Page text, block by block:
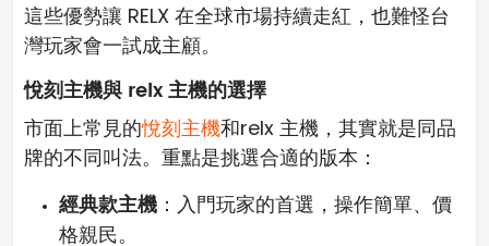
這些優勢讓 RELX 在全球市場持續走紅，也難怪台
灣玩家會一試成主顧。
悅刻主機與 relx 主機的選擇
市面上常見的悅刻主機和relx 主機，其實就是同品
牌的不同叫法。重點是挑選合適的版本：
經典款主機 ：入門玩家的首選，操作簡單、價
格親民。